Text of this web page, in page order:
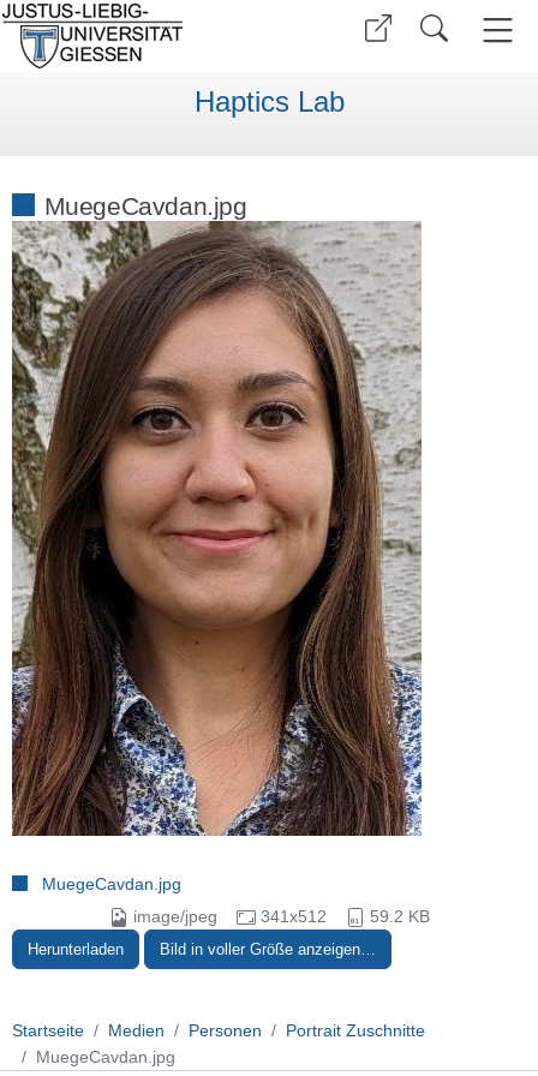
Haptics Lab
MuegeCavdan.jpg
MuegeCavdan.jpg
image/jpeg
341x512 59.2 KB
Herunterladen Bild in voller Größe anzeigen…
Startseite Medien Personen
Portrait Zuschnitte
MuegeCavdan.jpg